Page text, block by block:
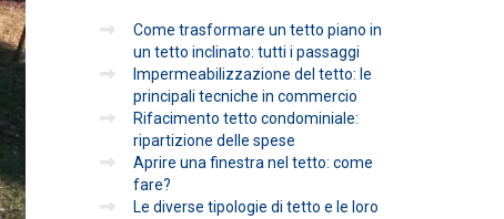
Come trasformare un tetto piano in
un tetto inclinato: tutti i passaggi
Impermeabilizzazione del tetto: le
principali tecniche in commercio
Rifacimento tetto condominiale:
ripartizione delle spese
Aprire una finestra nel tetto: come
fare?
Le diverse tipologie di tetto e le loro